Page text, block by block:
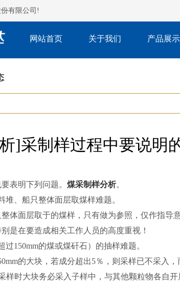
有限公司!
网站首页 关于我们 产品展示
]采制样过程中要说明
明下列问题。 煤采制样分析。
、船只整体面层取煤样难题。
面层取于的煤样，只有做为参照，仅作指导
是在要造成相关工作人员的高度重视！
150mm的煤或煤矸石）的抽样难题。
的大块，若成分超出5％，则采样已不采入，
样时大块务必采入子样中，与其他颗粒物各自